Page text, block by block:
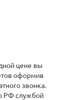
цене вы
оформив
звонка.
РФ службой